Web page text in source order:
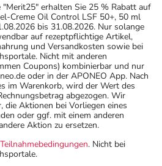
"Merit25" erhalten Sie 25 % Rabatt auf
Creme Oil Control LSF 50+, 50 ml
bis 31.08.2026. Nur solange
auf rezeptpflichtige Artikel,
und Versandkosten sowie bei
Nicht mit anderen
Coupons) kombinierbar und nur
oder in der APONEO App. Nach
im Warenkorb, wird der Wert des
abgezogen. Wir
die Aktionen bei Vorliegen eines
oder ggf. mit einem anderen
Aktion zu ersetzen.
Teilnahmebedingungen. Nicht bei